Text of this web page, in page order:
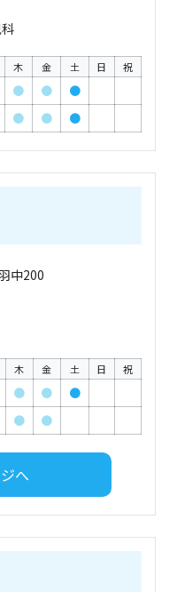
木 金 土 日 祝
● ●
●
● ● ●
中200
木 金 土 日 祝
● ●
●
● ●
へ